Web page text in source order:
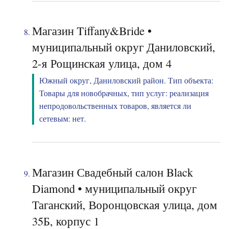
Магазин Tiffany&Bride •
муниципальный округ Даниловский,
2-я Рощинская улица, дом 4
Южный округ, Даниловский район. Тип объекта:
Товары для новобрачных, тип услуг: реализация
непродовольственных товаров, является ли
сетевым: нет.
Магазин Свадебный салон Black
Diamond • муниципальный округ
Таганский, Воронцовская улица, дом
35Б, корпус 1